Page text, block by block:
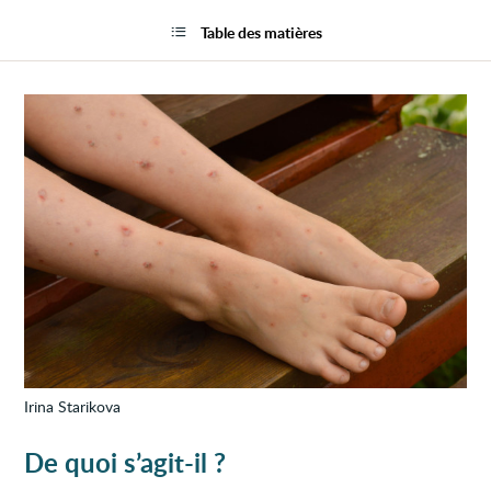
et
Irina Starikova
De quoi s’agit-il ?
Table des matières